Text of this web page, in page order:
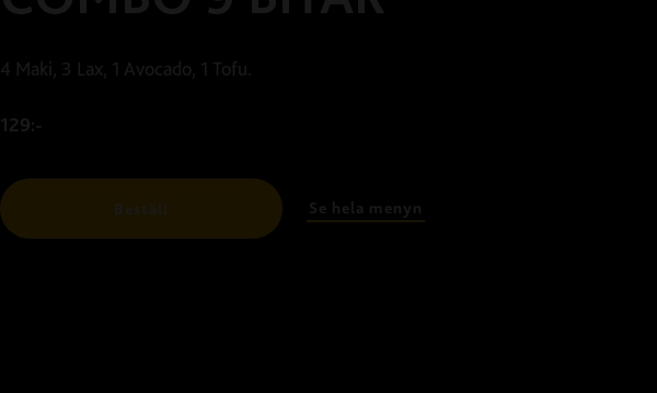
4 Maki, 3 Lax, 1 Avocado, 1 Tofu.
129:-
Beställ Se hela menyn